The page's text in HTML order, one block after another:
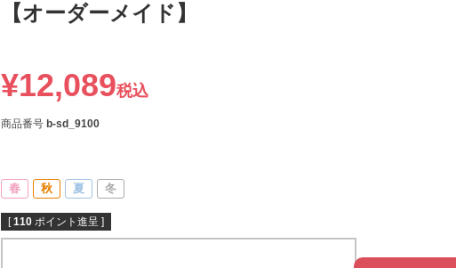
【オーダーメイド】
¥12,089税込
商品番号 b-sd_9100
春 秋 夏 冬
[ 110 ポイント進呈 ]